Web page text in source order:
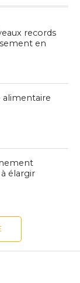
records
en
alimentaire
élargir